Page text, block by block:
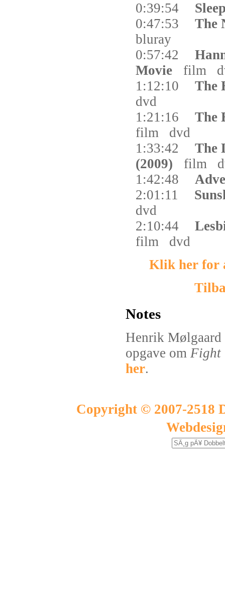
0:39:54
0:47:53
The
bluray
0:57:42
Movie
film
1:12:10
The
dvd
1:21:16
The
film
dvd
1:33:42
The
(2009)
film
1:42:48
2:01:11
dvd
2:10:44
film
dvd
Klik her for
Notes
Henrik Mølgaard
opgave om Fight
her.
Copyright © 2007-2518